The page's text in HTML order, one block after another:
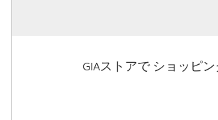
GIAストアで ショッピ